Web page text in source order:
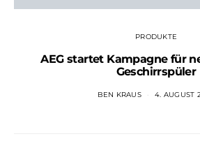
PRODUKTE
AEG startet Kampagne für
Geschirrspüler
BEN KRAUS 4. AUGUST